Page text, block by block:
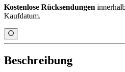
Kostenlose Rücksendungen
Kaufdatum.
Beschreibung